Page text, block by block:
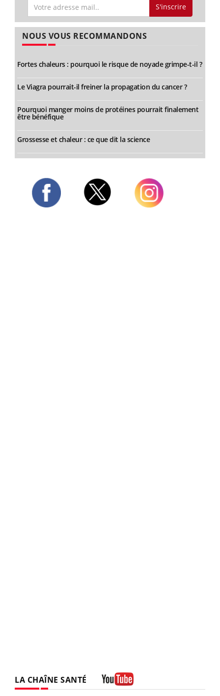
S'inscrire
NOUS VOUS RECOMMANDONS
Fortes chaleurs : pourquoi le risque de noyade grimpe-t-il ?
Le Viagra pourrait-il freiner la propagation du cancer ?
Pourquoi manger moins de protéines pourrait finalement
être bénéfique
Grossesse et chaleur : ce que dit la science
LA CHAÎNE SANTÉ